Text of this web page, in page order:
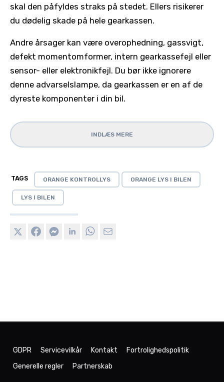
skal den påfyldes straks på stedet. Ellers risikerer
du dødelig skade på hele gearkassen.
Andre årsager kan være overophedning, gassvigt,
defekt momentomformer, intern gearkassefejl eller
sensor- eller elektronikfejl. Du bør ikke ignorere
denne advarselslampe, da gearkassen er en af ​​de
dyreste komponenter i din bil.
INDLÆS MERE
TAGS ORANGE KONTROLLYS ORANGE LYS I BILEN
LYS I BILEN
GDPR Servicevilkår Kontakt
Fortrolighedspolitik
Generelle regler
Partnerskab